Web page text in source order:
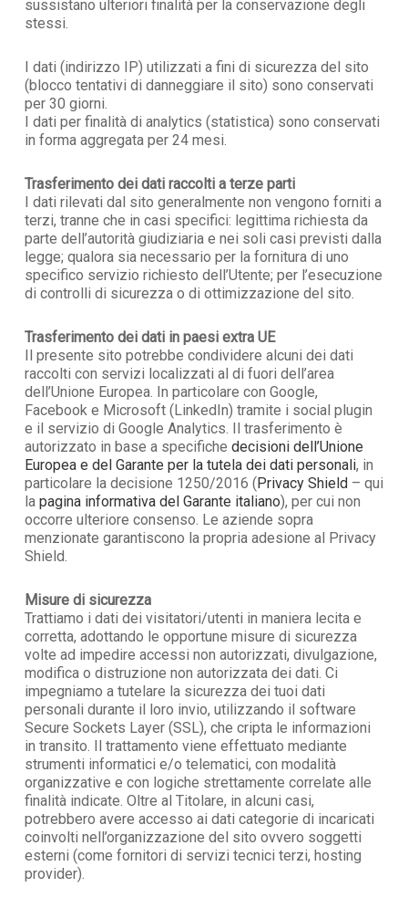
sussistano ulteriori finalità per la conservazione degli
stessi.
I dati (indirizzo IP) utilizzati a fini di sicurezza del sito
(blocco tentativi di danneggiare il sito) sono conservati
per 30 giorni.
I dati per finalità di analytics (statistica) sono conservati
in forma aggregata per 24 mesi.
Trasferimento dei dati raccolti a terze parti
I dati rilevati dal sito generalmente non vengono forniti a
terzi, tranne che in casi specifici: legittima richiesta da
parte dell’autorità giudiziaria e nei soli casi previsti dalla
legge; qualora sia necessario per la fornitura di uno
specifico servizio richiesto dell’Utente; per l’esecuzione
di controlli di sicurezza o di ottimizzazione del sito.
Trasferimento dei dati in paesi extra UE
Il presente sito potrebbe condividere alcuni dei dati
raccolti con servizi localizzati al di fuori dell’area
dell’Unione Europea. In particolare con Google,
Facebook e Microsoft (LinkedIn) tramite i social plugin
e il servizio di Google Analytics. Il trasferimento è
autorizzato in base a specifiche decisioni dell’Unione
Europea e del Garante per la tutela dei dati personali, in
particolare la decisione 1250/2016 (Privacy Shield– qui
la pagina informativa del Garante italiano), per cui non
occorre ulteriore consenso. Le aziende sopra
menzionate garantiscono la propria adesione al Privacy
Shield.
Misure di sicurezza
Trattiamo i dati dei visitatori/utenti in maniera lecita e
corretta, adottando le opportune misure di sicurezza
volte ad impedire accessi non autorizzati, divulgazione,
modifica o distruzione non autorizzata dei dati. Ci
impegniamo a tutelare la sicurezza dei tuoi dati
personali durante il loro invio, utilizzando il software
Secure Sockets Layer (SSL), che cripta le informazioni
in transito. Il trattamento viene effettuato mediante
strumenti informatici e/o telematici, con modalità
organizzative e con logiche strettamente correlate alle
finalità indicate. Oltre al Titolare, in alcuni casi,
potrebbero avere accesso ai dati categorie di incaricati
coinvolti nell’organizzazione del sito ovvero soggetti
esterni (come fornitori di servizi tecnici terzi, hosting
provider).